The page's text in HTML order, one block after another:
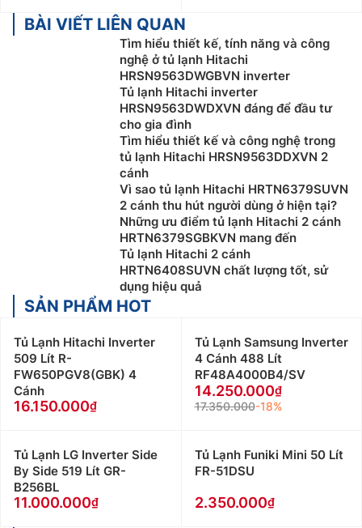
BÀI VIẾT LIÊN QUAN
Tìm hiểu thiết kế, tính năng và công
nghệ ở tủ lạnh Hitachi
HRSN9563DWGBVN inverter
Tủ lạnh Hitachi inverter
HRSN9563DWDXVN đáng để đầu tư
cho gia đình
Tìm hiểu thiết kế và công nghệ trong
tủ lạnh Hitachi HRSN9563DDXVN 2
cánh
Vì sao tủ lạnh Hitachi HRTN6379SUVN
2 cánh thu hút người dùng ở hiện tại?
Những ưu điểm tủ lạnh Hitachi 2 cánh
HRTN6379SGBKVN mang đến
Tủ lạnh Hitachi 2 cánh
HRTN6408SUVN chất lượng tốt, sử
dụng hiệu quả
SẢN PHẨM HOT
Tủ Lạnh Hitachi Inverter
509 Lít R-
FW650PGV8(GBK) 4
Cánh
16.150.000
Tủ Lạnh Samsung Inverter
4 Cánh 488 Lít
RF48A4000B4/SV
14.250.000
17.350.000-18%
Tủ Lạnh LG Inverter Side
By Side 519 Lít GR-
B256BL
11.000.000
Tủ Lạnh Funiki Mini 50 Lít
FR-51DSU
2.350.000